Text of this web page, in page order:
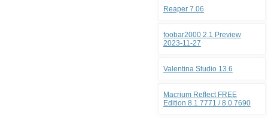
Reaper 7.06
foobar2000 2.1 Preview
2023-11-27
Valentina Studio 13.6
Macrium Reflect FREE
Edition 8.1.7771 / 8.0.7690